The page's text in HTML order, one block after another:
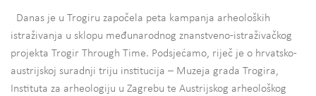
Danas je u Trogiru započela peta kampanja arheoloških
istraživanja u sklopu međunarodnog znanstveno-istraživačkog
projekta Trogir Through Time. Podsjećamo, riječ je o hrvatsko-
austrijskoj suradnji triju institucija – Muzeja grada Trogira,
Instituta za arheologiju u Zagrebu te Austrijskog arheološkog